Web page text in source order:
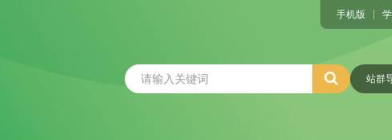
手机版
站群